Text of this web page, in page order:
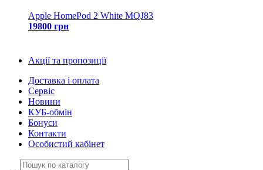
Apple HomePod 2 White MQJ83
19800 грн
Акції та пропозиції
Доставка і оплата
Сервіс
Новини
КУБ-обмін
Бонуси
Контакти
Особистий кабінет